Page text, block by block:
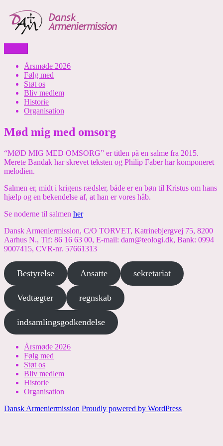
to
content
Dansk Armeniermission
Årsmøde 2026
Følg med
Støt os
Bliv medlem
Historie
Organisation
Mød mig med omsorg
“MØD MIG MED OMSORG” er titlen på en salme fra 2015.
Merete Bandak har skrevet teksten og Philip Faber har komponeret
melodien.
Salmen er, midt i krigens rædsler, både er en bøn til Kristus om hans
hjælp og en bekendelse af, at han er vores håb.
Se noderne til salmen her
Dansk Armeniermission, C/O TORVET, Katrinebjergvej 75, 8200
Aarhus N., Tlf: 86 16 63 00, E-mail: dam@teologi.dk, Bank: 0994
9007415, CVR-nr. 57661313
Bestyrelse Ansatte sekretariat
Vedtægter regnskab
indsamlingsgodkendelse
Årsmøde 2026
Følg med
Støt os
Bliv medlem
Historie
Organisation
Dansk Armeniermission Proudly powered by WordPress